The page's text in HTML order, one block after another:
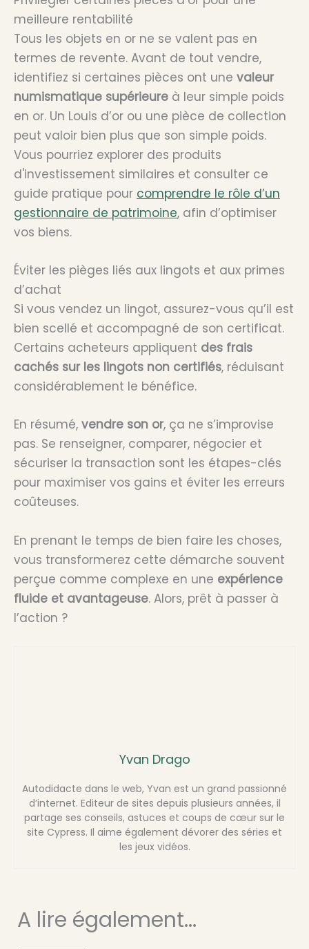
meilleure rentabilité
Tous les objets en or ne se valent pas en
termes de revente. Avant de tout vendre,
identifiez si certaines pièces ont une valeur
numismatique supérieure à leur simple poids
en or. Un Louis d’or ou une pièce de collection
peut valoir bien plus que son simple poids.
Vous pourriez explorer des produits
d'investissement similaires et consulter ce
guide pratique pour comprendre le rôle d’un
gestionnaire de patrimoine, afin d’optimiser
vos biens.
Éviter les pièges liés aux lingots et aux primes
d’achat
Si vous vendez un lingot, assurez-vous qu’il est
bien scellé et accompagné de son certificat.
Certains acheteurs appliquent des frais
cachés sur les lingots non certifiés, réduisant
considérablement le bénéfice.
En résumé, vendre son or, ça ne s’improvise
pas. Se renseigner, comparer, négocier et
sécuriser la transaction sont les étapes-clés
pour maximiser vos gains et éviter les erreurs
coûteuses.
En prenant le temps de bien faire les choses,
vous transformerez cette démarche souvent
perçue comme complexe en une expérience
fluide et avantageuse. Alors, prêt à passer à
l’action ?
Yvan Drago
Autodidacte dans le web, Yvan est un grand passionné
d’internet. Editeur de sites depuis plusieurs années, il
partage ses conseils, astuces et coups de cœur sur le
site Cypress. Il aime également dévorer des séries et
les jeux vidéos.
A lire également...